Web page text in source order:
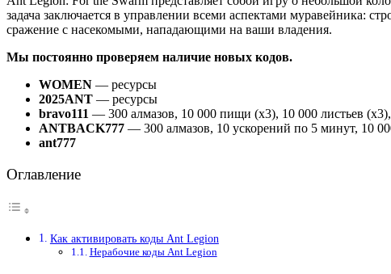
задача заключается в управлении всеми аспектами муравейника:
сражение с насекомыми, нападающими на ваши владения.
Мы постоянно проверяем наличие новых кодов.
WOMEN — ресурсы
2025ANT — ресурсы
bravo111 — 300 алмазов, 10 000 пищи (x3), 10 000 листьев
ANTBACK777 — 300 алмазов, 10 ускорений по 5 минут, 10
ant777
Оглавление
Как активировать коды Ant Legion
Нерабочие коды Ant Legion